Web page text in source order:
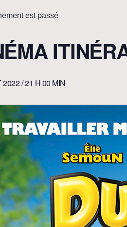
est passé
2022 / 21 H 00 MIN